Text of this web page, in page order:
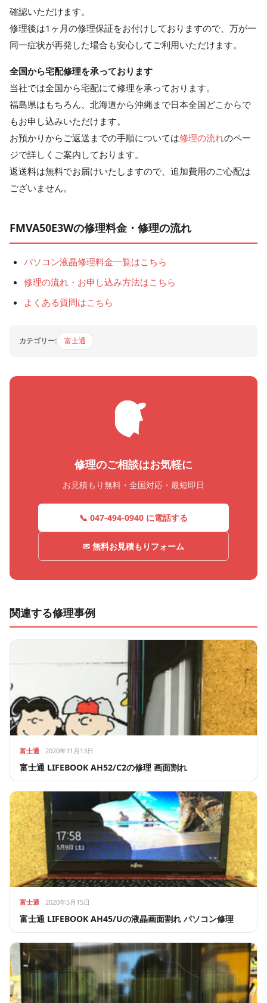
確認いただけます。
修理後は1ヶ月の修理保証をお付けしておりますので、万が一
同一症状が再発した場合も安心してご利用いただけます。
全国から宅配修理を承っております
当社では全国から宅配にて修理を承っております。
福島県はもちろん、北海道から沖縄まで日本全国どこからで
もお申し込みいただけます。
お預かりからご返送までの手順については修理の流れのペー
ジで詳しくご案内しております。
返送料は無料でお届けいたしますので、追加費用のご心配は
ございません。
FMVA50E3Wの修理料金・修理の流れ
パソコン液晶修理料金一覧はこちら
修理の流れ・お申し込み方法はこちら
よくある質問はこちら
カテゴリー: 富士通
修理のご相談はお気軽に
お見積もり無料・全国対応・最短即日
📞 047-494-0940 に電話する
✉ 無料お見積もりフォーム
関連する修理事例
富士通 2020年11月13日
富士通 LIFEBOOK AH52/C2の修理 画面割れ
富士通 2020年5月15日
富士通 LIFEBOOK AH45/Uの液晶画面割れ パソコン修理